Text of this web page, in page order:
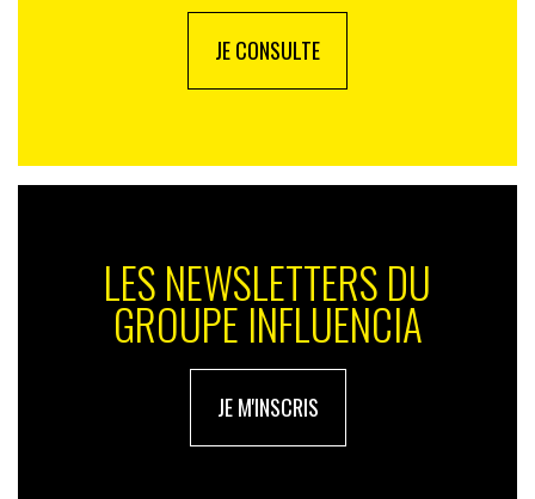
JE CONSULTE
LES NEWSLETTERS DU
GROUPE INFLUENCIA
JE M'INSCRIS